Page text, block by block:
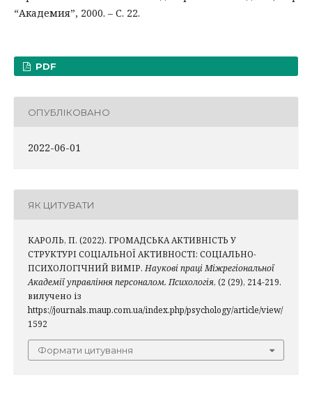
“Академия”, 2000. – С. 22.
PDF
ОПУБЛІКОВАНО
2022-06-01
ЯК ЦИТУВАТИ
КАРОЛЬ, П. (2022). ГРОМАДСЬКА АКТИВНІСТЬ У
СТРУКТУРІ СОЦІАЛЬНОЇ АКТИВНОСТІ: СОЦІАЛЬНО-
ПСИХОЛОГІЧНИЙ ВИМІР. Наукові праці Міжрегіональної
Академії управління персоналом. Психологія, (2 (29), 214-219.
вилучено із
https://journals.maup.com.ua/index.php/psychology/article/view/
1592
Формати цитування